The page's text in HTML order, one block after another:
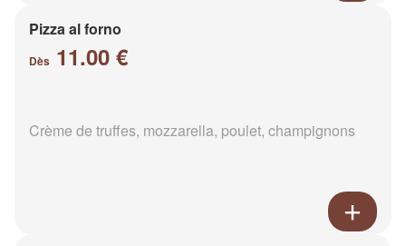
Pizza al forno
Dès 11.00 €
Crème de truffes, mozzarella, poulet, champignons